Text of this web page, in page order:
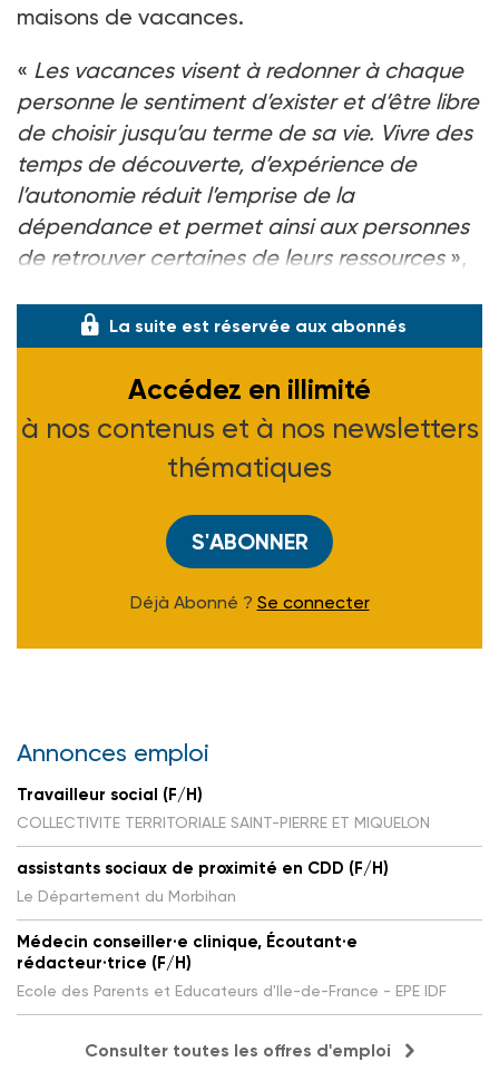
maisons de vacances.
« Les vacances visent à redonner à chaque
personne le sentiment d’exister et d’être libre
de choisir jusqu’au terme de sa vie. Vivre des
temps de découverte, d’expérience de
l’autonomie réduit l’emprise de la
dépendance et permet ainsi aux personnes
de retrouver certaines de leurs ressources»,
La suite est réservée aux abonnés
Accédez en illimité
à nos contenus et à nos newsletters
thématiques
S'ABONNER
Déjà Abonné ? Se connecter
Annonces emploi
Travailleur social (F/H)
COLLECTIVITE TERRITORIALE SAINT-PIERRE ET MIQUELON
assistants sociaux de proximité en CDD (F/H)
Le Département du Morbihan
Médecin conseiller·e clinique, Écoutant·e
rédacteur·trice (F/H)
Ecole des Parents et Educateurs d'Ile-de-France - EPE IDF
Consulter toutes les offres d'emploi